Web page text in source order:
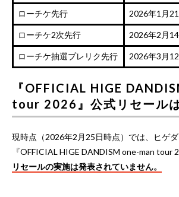
ローチケ先行 2026年1月
ローチケ2次先行 2026年2月
ローチケ抽選プレリク先行 2026年3月
『OFFICIAL HIGE
tour 2026』公式リセール
現時点（2026年2月25日時点）では、ヒゲ
『OFFICIAL HIGE DANDISM one-man tour
リセールの実施は発表されていません。